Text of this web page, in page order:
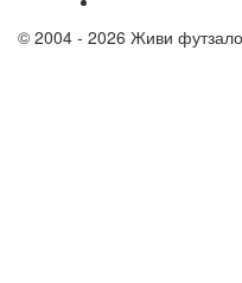
© 2004 - 2026 Живи